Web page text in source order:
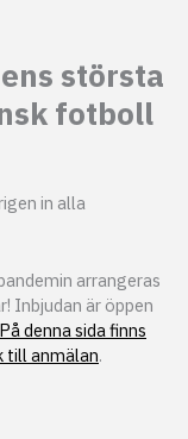
största
fotboll
in alla
arrangeras
Inbjudan är öppen
På denna sida finns
till anmälan.